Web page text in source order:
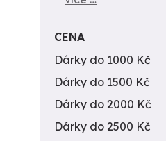
CENA
Dárky do 1000 Kč
Dárky do 1500 Kč
Dárky do 2000 Kč
Dárky do 2500 Kč